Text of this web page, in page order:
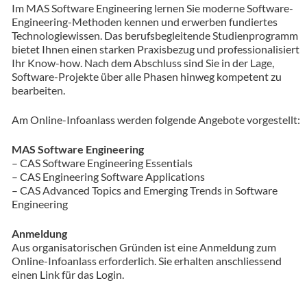
Im MAS Software Engineering lernen Sie moderne Software-
Engineering-Methoden kennen und erwerben fundiertes
Technologiewissen. Das berufsbegleitende Studienprogramm
bietet Ihnen einen starken Praxisbezug und professionalisiert
Ihr Know-how. Nach dem Abschluss sind Sie in der Lage,
Software-Projekte über alle Phasen hinweg kompetent zu
bearbeiten.
Am Online-Infoanlass werden folgende Angebote vorgestellt:
MAS Software Engineering
– CAS Software Engineering Essentials
– CAS Engineering Software Applications
– CAS Advanced Topics and Emerging Trends in Software
Engineering
Anmeldung
Aus organisatorischen Gründen ist eine Anmeldung zum
Online-Infoanlass erforderlich. Sie erhalten anschliessend
einen Link für das Login.